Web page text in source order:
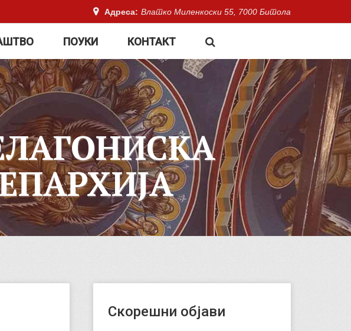
Адреса: Влатко Миленкоски 55, 7000 Битола
ПОУКИ КОНТАКТ
Скорешни објави